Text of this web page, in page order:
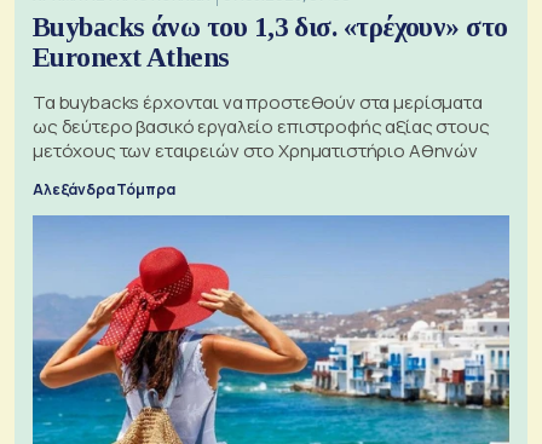
Buybacks άνω του 1,3 δισ. «τρέχουν» στο
Euronext Athens
Τα buybacks έρχονται να προστεθούν στα μερίσματα
ως δεύτερο βασικό εργαλείο επιστροφής αξίας στους
μετόχους των εταιρειών στο Χρηματιστήριο Αθηνών
Αλεξάνδρα Τόμπρα